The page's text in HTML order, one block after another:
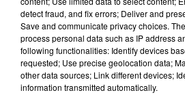
Lecture (2 min 10 sec)
100%
On se fait du bien SUR 100%
detect fraud, and fix errors; Deliver and
Save and communicate privacy choices.
process personal data such as IP address
following functionalities: Identify devices
requested; Use precise geolocation data;
other data sources; Link different devices;
information transmitted automatically.